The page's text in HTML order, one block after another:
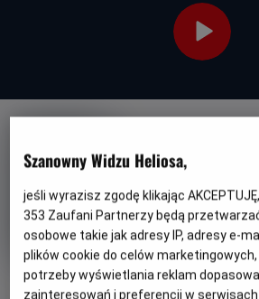
OBSERWUJ
Orły republiki -
Oryginalny
tytuł
Eagles of the Republic
lat
Czas
trwania
139 min
Szanowny Widzu Heliosa,
jeśli wyrazisz zgodę klikając
353 Zaufani Partnerzy będą
osobowe takie jak adresy IP, adresy e-
plików cookie do celów
potrzeby wyświetlania reklam
zainteresowań i preferencji w serwisach